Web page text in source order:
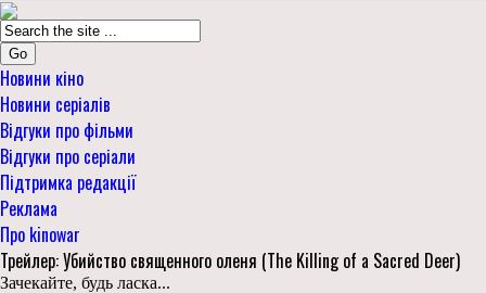
Go
Новини кіно
Новини серіалів
Відгуки про фільми
Відгуки про серіали
Підтримка редакції
Реклама
Про kinowar
Трейлер: Убийство священного оленя (The Killing of a Sacred Deer)
Зачекайте, будь ласка...